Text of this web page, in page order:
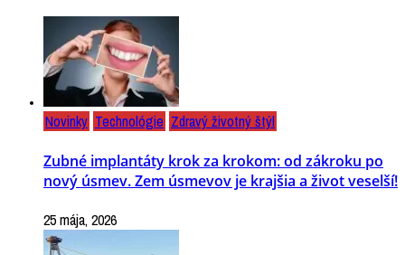
Novinky Technológie Zdravý životný štýl
Zubné implantáty krok za krokom: od zákroku po
nový úsmev. Zem úsmevov je krajšia a život veselší!
25 mája, 2026